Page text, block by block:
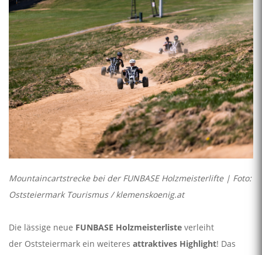
Mountaincartstrecke bei der FUNBASE Holzmeisterlifte | Foto:
Oststeiermark Tourismus / klemenskoenig.at
Die lässige neue FUNBASE Holzmeisterliste verleiht
der Oststeiermark ein weiteres attraktives Highlight! Das